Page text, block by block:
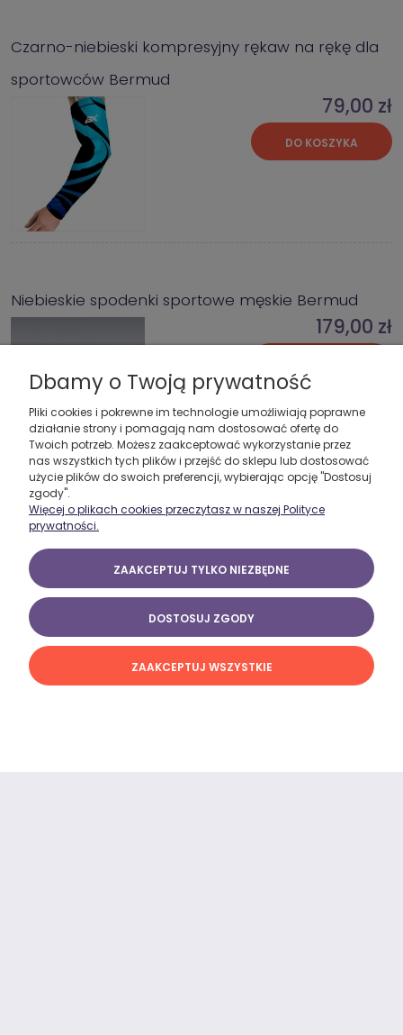
Czarno-niebieski kompresyjny rękaw na rękę dla
sportowców Bermud
79,00 zł
DO KOSZYKA
Niebieskie spodenki sportowe męskie Bermud
179,00 zł
Czarne spodenki kompresyjne męskie Spartan
złoty
129,00 zł
Dbamy o Twoją prywatność
Pliki cookies i pokrewne im technologie umożliwiają poprawne
działanie strony i pomagają nam dostosować ofertę do
Twoich potrzeb. Możesz zaakceptować wykorzystanie przez
nas wszystkich tych plików i przejść do sklepu lub dostosować
użycie plików do swoich preferencji, wybierając opcję "Dostosuj
zgody".
Więcej o plikach cookies przeczytasz w naszej Polityce
prywatności.
ZAAKCEPTUJ TYLKO NIEZBĘDNE
DOSTOSUJ ZGODY
ZAAKCEPTUJ WSZYSTKIE